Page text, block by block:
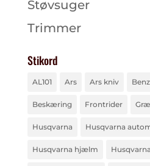
Støvsuger
Trimmer
Stikord
AL101 Ars Ars kniv
Beskæring Frontrider
Husqvarna Husqvarna
Husqvarna hjælm